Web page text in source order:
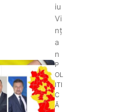
iu
Vi
nț
a
n
P
OL
ITI
C
Ă